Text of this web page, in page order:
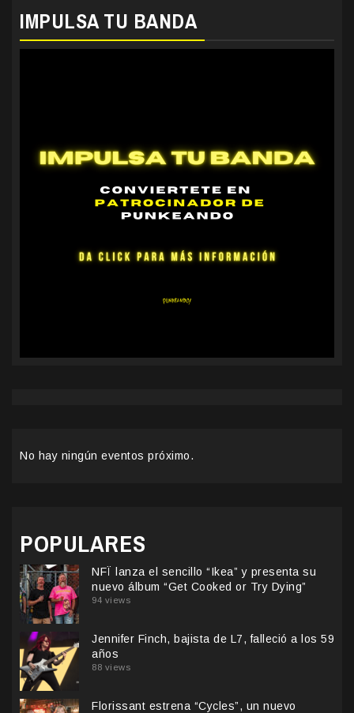
IMPULSA TU BANDA
No hay ningún eventos próximo.
POPULARES
NFÏ lanza el sencillo “Ikea” y presenta su
nuevo álbum “Get Cooked or Try Dying”
94 views
Jennifer Finch, bajista de L7, falleció a los 59
años
88 views
Florissant estrena “Cycles”, un nuevo